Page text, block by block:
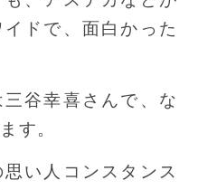
ドで、面白かった
谷幸喜さんで、な
す。
い人コンスタンス